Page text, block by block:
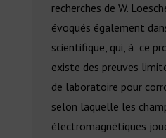
recherches de W.
évoqués également
scientifique, qui, à ce
existe des preuves
de laboratoire pour
selon laquelle les
électromagnétiques